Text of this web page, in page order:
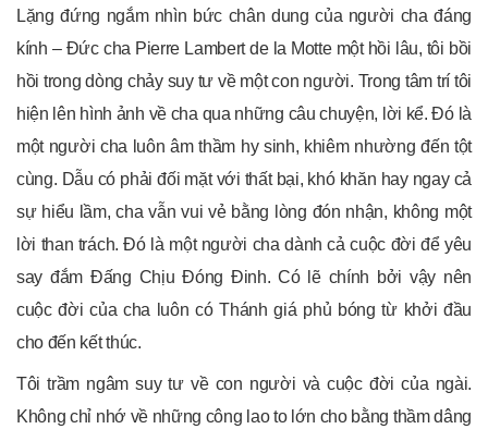
Lặng đứng ngắm nhìn bức chân dung của người cha đáng
kính – Đức cha Pierre Lambert de la Motte một hồi lâu, tôi bồi
hồi trong dòng chảy suy tư về một con người. Trong tâm trí tôi
hiện lên hình ảnh về cha qua những câu chuyện, lời kể. Đó là
một người cha luôn âm thầm hy sinh, khiêm nhường đến tột
cùng. Dẫu có phải đối mặt với thất bại, khó khăn hay ngay cả
sự hiểu lầm, cha vẫn vui vẻ bằng lòng đón nhận, không một
lời than trách. Đó là một người cha dành cả cuộc đời để yêu
say đắm Đấng Chịu Đóng Đinh. Có lẽ chính bởi vậy nên
cuộc đời của cha luôn có Thánh giá phủ bóng từ khởi đầu
cho đến kết thúc.
Tôi trầm ngâm suy tư về con người và cuộc đời của ngài.
Không chỉ nhớ về những công lao to lớn cho bằng thầm dâng